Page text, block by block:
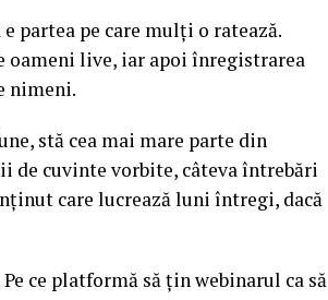
partea pe care mulți o ratează.
oameni live, iar apoi înregistrarea
nimeni.
stă cea mai mare parte din
de cuvinte vorbite, câteva întrebări
care lucrează luni întregi, dacă
ce platformă să țin webinarul ca să